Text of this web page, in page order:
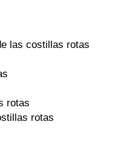
las costillas rotas
rotas
rotas